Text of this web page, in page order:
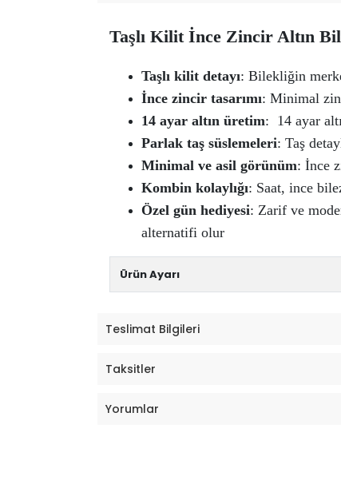
Taşlı Kilit İnce Zincir Altın
Taşlı kilit detayı: Bilekliğin
İnce zincir tasarımı: Minimal
14 ayar altın üretim: 14 ayar
Parlak taş süslemeleri: Taş
Minimal ve asil görünüm: İnce
Kombin kolaylığı: Saat, ince
Özel gün hediyesi: Zarif ve
alternatifi olur
Ürün Ayarı
Teslimat Bilgileri
Taksitler
Yorumlar